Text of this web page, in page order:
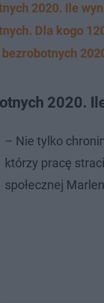
2020. Ile
Dla kogo
2020.
– Nie tylko
którzy pracę
społecznej